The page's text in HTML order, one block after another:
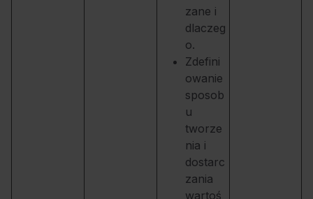
zane i
dlaczeg
o.
Zdefini
owanie
sposob
u
tworze
nia i
dostarc
zania
wartoś